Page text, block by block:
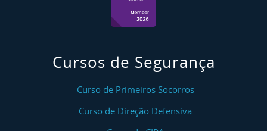
Cursos de Segurança
Curso de Primeiros Socorros
Curso de Direção Defensiva